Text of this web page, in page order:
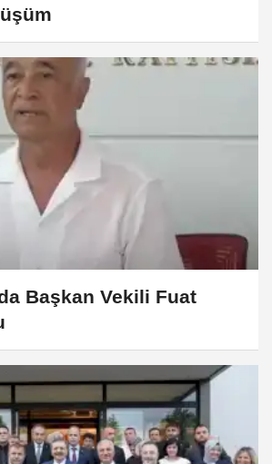
Başkan Vekili Fuat